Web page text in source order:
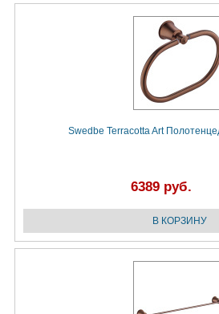
Swedbe Terracotta Art
6389 руб.